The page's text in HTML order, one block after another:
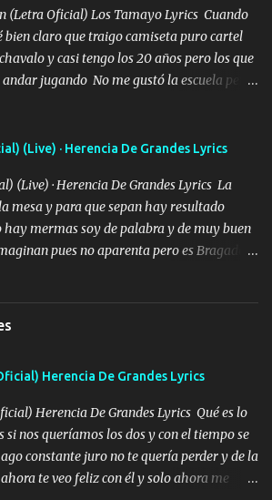
(Letra Oficial) Los Tamayo Lyrics Cuando
bien claro que traigo camiseta puro cartel
y casi tengo los 20 años pero los que
jugando No me gustó la escuela pero
me llamó varios ya se han preguntado
van a ver allá por TJ para un licenciado
al cien Choritas también Música
acelerado traigo un M2 que nunca me ha
mandó un fuerte abrazo también al
y botellas destapando siempre
y a los que me conocen ya saben de
(Live) · Herencia De Grandes Lyrics
(Live) · Herencia De Grandes Lyrics La
mesa y para que sepan hay resultado
hay mermas soy de palabra y de muy buen
pues no aparenta pero es Bragado a
cosa es un gran regalo Siempre me van a
solo ai ta el aparato con cargador extendido
cada día con mas ganas le doy todo
Empecé desde los trece y hasta la
no soy manchado soy bueno pero si me
Abel aun lado ni uno con el otro no se
un saludo y para un amigo que está en
al cinto y de Louis Vuitton son mis
Herencia De Grandes Lyrics
Herencia De Grandes Lyrics Qué es lo
si nos queríamos los dos y con el tiempo se
constante juro no te quería perder y de la
te veo feliz con él y solo ahora me